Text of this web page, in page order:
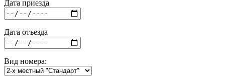
Дата приезда
Дата отъезда
Вид номера: